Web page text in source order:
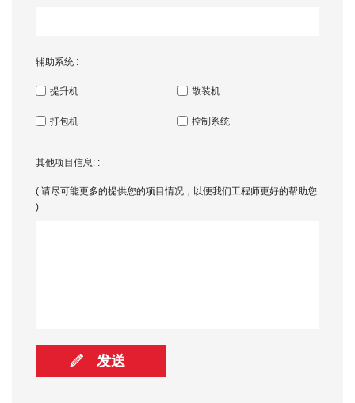
辅助系统 :
提升机 散装机
打包机 控制系统
其他项目信息: :
( 请尽可能更多的提供您的项目情况，以便我们工程师更好的帮助您.
)